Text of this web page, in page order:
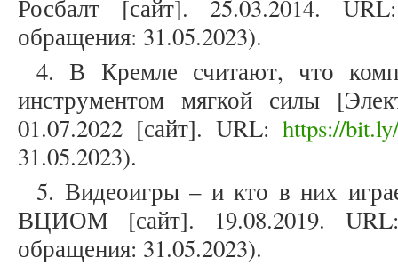
Росбалт [сайт]. 25.03.2014.
обращения: 31.05.2023).
4. В Кремле считают, что
инструментом мягкой силы
01.07.2022 [сайт]. URL: https://
31.05.2023).
5. Видеоигры – и кто в них
ВЦИОМ [сайт]. 19.08.2019.
обращения: 31.05.2023).